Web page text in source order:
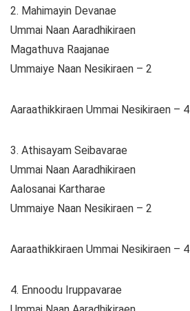
2. Mahimayin Devanae
Ummai Naan Aaradhikiraen
Magathuva Raajanae
Ummaiye Naan Nesikiraen – 2
Aaraathikkiraen Ummai Nesikiraen – 4
3. Athisayam Seibavarae
Ummai Naan Aaradhikiraen
Aalosanai Kartharae
Ummaiye Naan Nesikiraen – 2
Aaraathikkiraen Ummai Nesikiraen – 4
4. Ennoodu Iruppavarae